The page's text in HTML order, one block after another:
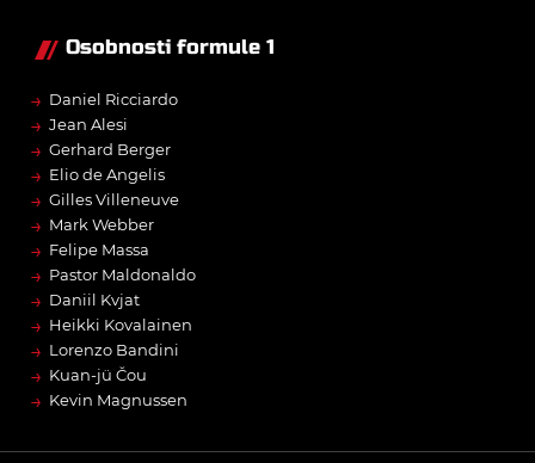
Osobnosti formule 1
→ Daniel Ricciardo
→ Jean Alesi
→ Gerhard Berger
→ Elio de Angelis
→ Gilles Villeneuve
→ Mark Webber
→ Felipe Massa
→ Pastor Maldonaldo
→ Daniil Kvjat
→ Heikki Kovalainen
→ Lorenzo Bandini
→ Kuan-jü Čou
→ Kevin Magnussen